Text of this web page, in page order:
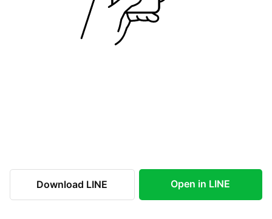
Download LINE Open in LINE